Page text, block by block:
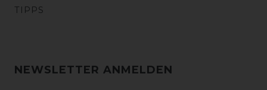
TIPPS
NEWSLETTER ANMELDEN